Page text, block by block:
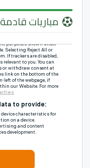
مباريات قادمة